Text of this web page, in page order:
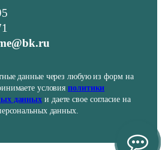
данные через любую из форм на
условияполитики
данных и даете свое согласие на
данных.